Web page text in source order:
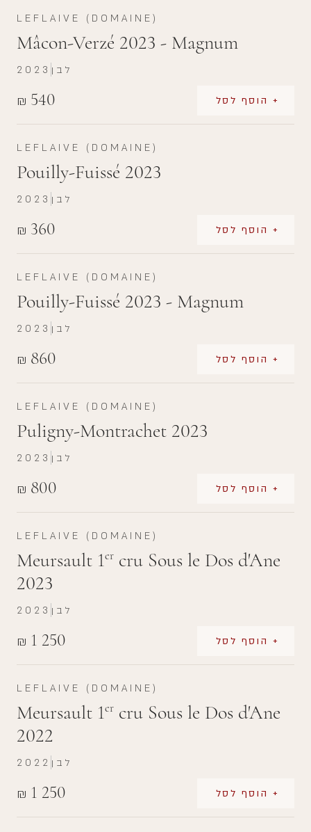
LEFLAIVE (DOMAINE)
Mâcon-Verzé 2023 - Magnum
₪ 540 + הוסף לסל
2023 לבן
LEFLAIVE (DOMAINE)
Pouilly-Fuissé 2023
₪ 360 + הוסף לסל
2023 לבן
LEFLAIVE (DOMAINE)
Pouilly-Fuissé 2023 - Magnum
₪ 860 + הוסף לסל
2023 לבן
LEFLAIVE (DOMAINE)
Puligny-Montrachet 2023
₪ 800 + הוסף לסל
2023 לבן
LEFLAIVE (DOMAINE)
Meursault 1er cru Sous le Dos d'Ane
2023
₪ 1 250 + הוסף לסל
2023 לבן
LEFLAIVE (DOMAINE)
Meursault 1er cru Sous le Dos d'Ane
2022
₪ 1 250 + הוסף לסל
2022 לבן